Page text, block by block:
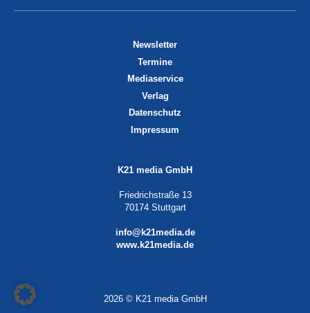
Newsletter
Termine
Mediaservice
Verlag
Datenschutz
Impressum
K21 media GmbH
Friedrichstraße 13
70174 Stuttgart
info@k21media.de
www.k21media.de
2026 © K21 media GmbH